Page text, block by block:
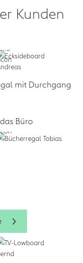
Kunden